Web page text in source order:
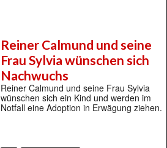
Reiner Calmund und seine
Frau Sylvia wünschen sich
Nachwuchs
Reiner Calmund und seine Frau Sylvia
wünschen sich ein Kind und werden im
Notfall eine Adoption in Erwägung ziehen.